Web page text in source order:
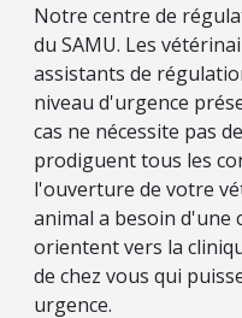
Notre centre de
du SAMU. Les
assistants de
niveau d'urgence
cas ne nécessite pas
prodiguent tous les
l'ouverture de votre
animal a besoin d'une
orientent vers la
de chez vous qui
urgence.